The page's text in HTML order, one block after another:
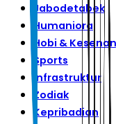
Jabodetabek
Humaniora
Hobi &
Sports
Infrastruktur
Zodiak
Kepribadian